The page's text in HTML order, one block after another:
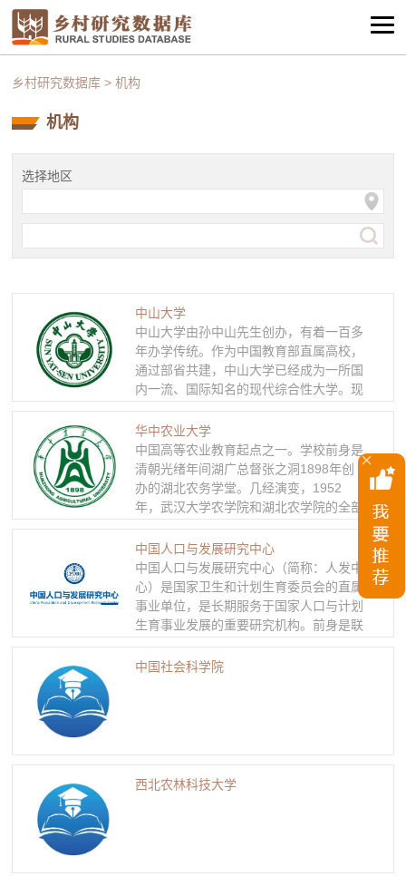
乡村研究数据库 >机构
机构
选择地区
中山大学
中山大学由孙中山先生创办，有着一百多
年办学传统。作为中国教育部直属高校，
通过部省共建，中山大学已经成为一所国
内一流、国际知名的现代综合性大学。现
由广州校区、珠海校区、深圳校区三个校
区、五个校园及十家附属医院组成。中山
大学正在向世界一流大学迈进，努力成为
全球学术重镇。 中山大学具有人文社科
和理医工多学科厚实基础，不断追求学术
创新，以国际视野开放办学，现已形成了
“综合性、创新性、开放性”的特色。学校
坚持中国特色社会主义办学方向，坚持立
德树人根本，以“德才兼备、领袖气质、
家国情怀”为人才培养目标；以“面向学术
前沿、面向国家重大战略需求、面向国家
和区域经济社会发展”为基本导向；树立
了“三校区五校园”错位发展、合力支撑的
展向内涵式发展转变，由常规发展向主动
第一方阵、世界一流大学行列”的中国特
色社会主义一流大学而努力奋斗！
华中农业大学
中国高等农业教育起点之一。学校前身是
清朝光绪年间湖广总督张之洞1898年创
办的湖北农务学堂。几经演变，1952
年，武汉大学农学院和湖北农学院的全部
系科以及中山大学等6所综合性大学农学
院的部分系科组建成立华中农学院。
1979年，经国务院批准列为全国重点大
学，直属农业部。1985年，更名为华中
农业大学。2000年，由农业部划转教育
部直属领导。2005年，进入国家“211工
程”建设行列。 在2012年全国第三轮一级
学科评估中，6个学科名列同类学科前三
与工程第10（排名率进入前20%）。农业
物化学、分子生物学与遗传学、微生物
中国人口与发展研究中心
中国人口与发展研究中心（简称：人发中
心）是国家卫生和计划生育委员会的直属
事业单位，是长期服务于国家人口与计划
生育事业发展的重要研究机构。前身是联
合国人口基金资助下于1980年成立的中
国人口情报资料中心， 2003年更为现
作，为国家生育政策的调整提供了决策支
持；开发了国际人口预测软件（PADIS-
发展追踪调查，积累了丰富的大型调查组
中国社会科学院
西北农林科技大学